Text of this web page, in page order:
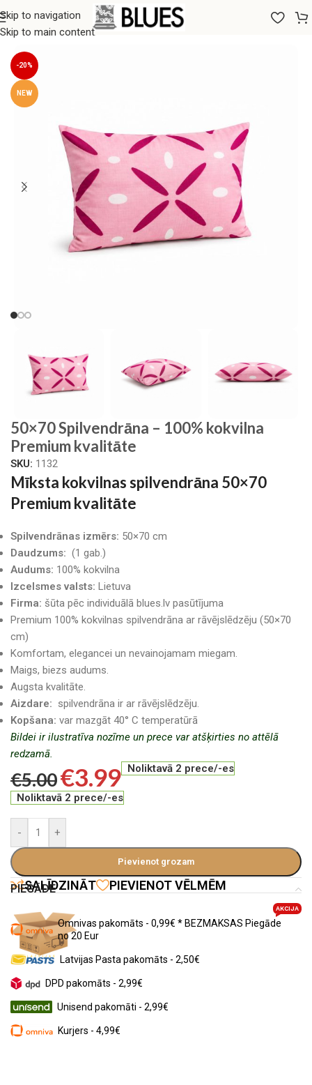
Skip to navigation
Skip to main content
Sākums/Gultas veļa/Spilvendrānas/50x70 Spilvendrānas
-20%
NEW
50×70 Spilvendrāna – 100% kokvilna
Premium kvalitāte
SKU: 1132
Mīksta kokvilnas spilvendrāna 50×70
Premium kvalitāte
Spilvendrānas izmērs: 50×70 cm
Daudzums: (1 gab.)
Audums: 100% kokvilna
Izcelsmes valsts: Lietuva
Firma: šūta pēc individuālā blues.lv pasūtījuma
Premium 100% kokvilnas spilvendrāna ar rāvējslēdzēju (50×70
cm)
Komfortam, elegancei un nevainojamam miegam.
Maigs, biezs audums.
Augsta kvalitāte.
Aizdare: spilvendrāna ir ar rāvējslēdzēju.
Kopšana: var mazgāt 40° C temperatūrā
Bildei ir ilustratīva nozīme un prece var atšķirties no attēlā
redzamā.
€5.00€3.99 Noliktavā 2 prece/-es
Noliktavā 2 prece/-es
- +
Pievienot grozam
SALĪDZINĀT PIEVIENOT VĒLMĒM
PIEGĀDE
Omnivas pakomāts - 0,99€ * BEZMAKSAS Piegāde
no 20 Eur
AKCIJA
Latvijas Pasta pakomāts - 2,50€
DPD pakomāts - 2,99€
Unisend pakomāti - 2,99€
Kurjers - 4,99€